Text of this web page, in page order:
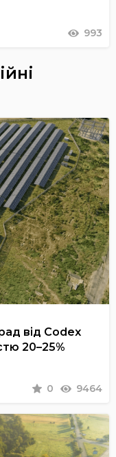
993
від Codex
20–25%
0 9464